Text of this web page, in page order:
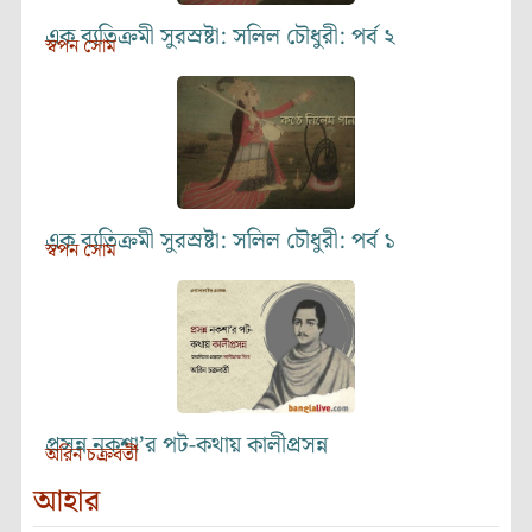
এক ব্যতিক্রমী সুরস্রষ্টা: সলিল চৌধুরী: পর্ব ২
স্বপন সোম
এক ব্যতিক্রমী সুরস্রষ্টা: সলিল চৌধুরী: পর্ব ১
স্বপন সোম
প্রসন্ন নকশা’র পট-কথায় কালীপ্রসন্ন
অরিন চক্রবর্তী
আহার